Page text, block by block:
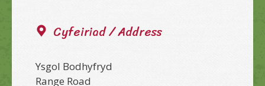
Cyfeiriad / Address
Ysgol Bodhyfryd
Range Road